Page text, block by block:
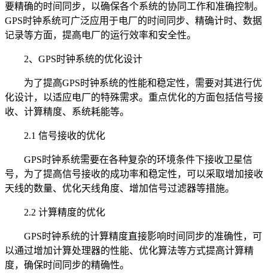
要精确的时间同步，以确保各个系统的协同工作和准确控制。
GPS时钟系统可广泛应用于电厂的时间同步、精确计时、数据
记录等方面，提高电厂的运行效率和安全性。
2、GPS时钟系统的优化设计
为了提高GPS时钟系统的性能和稳定性，需要对其进行优
化设计，以适应电厂的特殊需求。重点优化的方面包括信号接
收、计算精度、系统耗能等。
2.1 信号接收的优化
GPS时钟系统需要在各种复杂的环境条件下接收卫星信
号，为了提高信号接收的成功率和稳定性，可以采取增加接收
天线的数量、优化天线角度、增加信号过滤器等措施。
2.2 计算精度的优化
GPS时钟系统的计算精度直接影响时间同步的准确性，可
以通过增加计算处理器的性能、优化算法等方式提高计算精
度，确保时间同步的精确性。